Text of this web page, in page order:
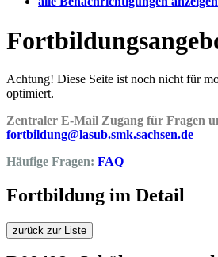
Achtung! Diese Seite ist noch nicht für
optimiert.
Zentraler E-Mail Zugang für Fragen
fortbildung@lasub.smk.sachsen.de
Häufige Fragen: FAQ
Fortbildung im Detail
zurück zur Liste